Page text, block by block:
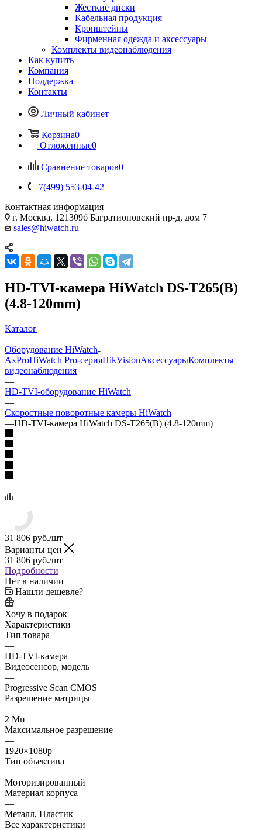
Жесткие диски
Кабельная продукция
Кронштейны
Фирменная одежда и аксессуары
Комплекты видеонаблюдения
Как купить
Компания
Поддержка
Контакты
Личный кабинет
Корзина0
Отложенные0
Сравнение товаров0
+7(499) 553-04-42
Контактная информация
г. Москва, 121309б Багратионовский пр-д, дом 7
sales@hiwatch.ru
HD-TVI-камера HiWatch DS-T265(B)
(4.8-120mm)
Каталог
—
Оборудование HiWatch
AxProHiWatch Pro-серияHikVisionАксессуарыКомплекты
видеонаблюдения
—
HD-TVI-оборудование HiWatch
—
Скоростные поворотные камеры HiWatch
—HD-TVI-камера HiWatch DS-T265(B) (4.8-120mm)
31 806 руб./шт
Варианты цен
31 806 руб./шт
Подробности
Нет в наличии
Нашли дешевле?
Хочу в подарок
Характеристики
Тип товара
—
HD-TVI-камера
Видеосенсор, модель
—
Progressive Scan CMOS
Разрешение матрицы
—
2 Мп
Максимальное разрешение
—
1920×1080p
Тип объектива
—
Моторизированный
Материал корпуса
—
Металл, Пластик
Все характеристики